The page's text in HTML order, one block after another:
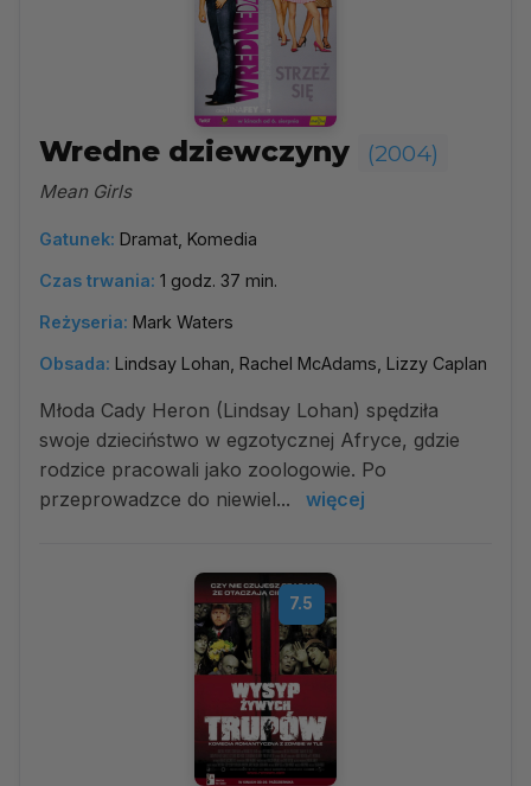
Wredne dziewczyny (2004)
Mean Girls
Gatunek: Dramat, Komedia
Czas trwania: 1 godz. 37 min.
Reżyseria: Mark Waters
Obsada: Lindsay Lohan, Rachel McAdams, Lizzy Caplan
Młoda Cady Heron (Lindsay Lohan) spędziła
swoje dzieciństwo w egzotycznej Afryce, gdzie
rodzice pracowali jako zoologowie. Po
przeprowadzce do niewiel...
więcej
7.5